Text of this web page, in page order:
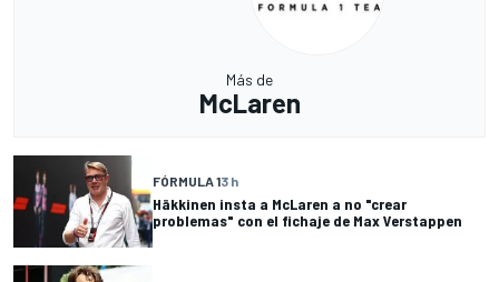
Más de
McLaren
FÓRMULA 13 h
Häkkinen insta a McLaren a no "crear
problemas" con el fichaje de Max Verstappen